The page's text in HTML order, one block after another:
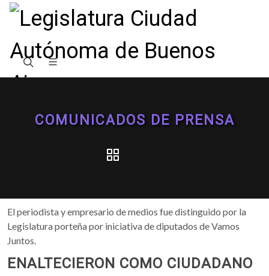
COMUNICADOS DE PRENSA
El periodista y empresario de medios fue distinguido por la
Legislatura porteña por iniciativa de diputados de Vamos
Juntos.
ENALTECIERON COMO CIUDADANO